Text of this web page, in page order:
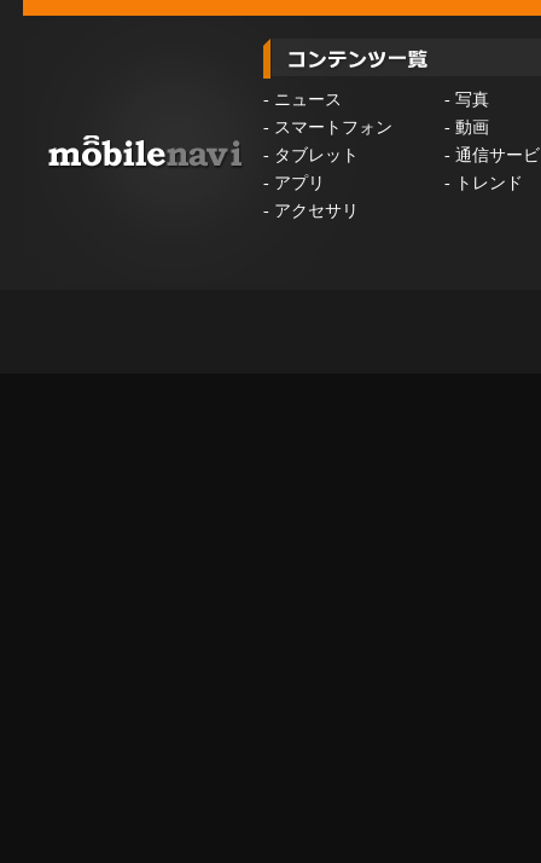
- ニュース - 写真
- スマートフォン - 動画
- タブレット - 通信サー
- アプリ -
トレンド
- アクセサリ